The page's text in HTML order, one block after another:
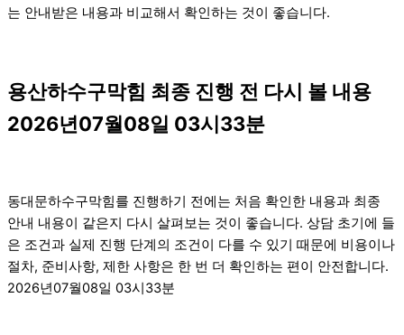
는 안내받은 내용과 비교해서 확인하는 것이 좋습니다.
용산하수구막힘 최종 진행 전 다시 볼 내용
2026년07월08일 03시33분
동대문하수구막힘를 진행하기 전에는 처음 확인한 내용과 최종
안내 내용이 같은지 다시 살펴보는 것이 좋습니다. 상담 초기에 들
은 조건과 실제 진행 단계의 조건이 다를 수 있기 때문에 비용이나
절차, 준비사항, 제한 사항은 한 번 더 확인하는 편이 안전합니다.
2026년07월08일 03시33분